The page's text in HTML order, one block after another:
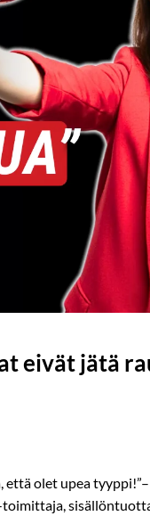
eivät jätä
olet upea